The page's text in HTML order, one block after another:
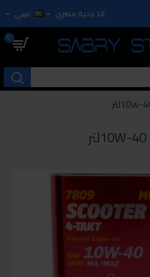
LE جنية مصري عربي
0